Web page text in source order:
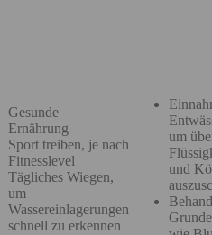
Gesunde
Ernährung
Sport treiben, je nach
Fitnesslevel
Tägliches Wiegen,
um
Wassereinlagerungen
schnell zu erkennen
um
und